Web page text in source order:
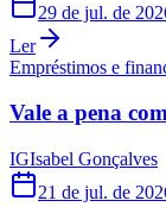
29 de jul. de
Ler
Empréstimos e
Vale a pena
IGIsabel Gonçalves
21 de jul. de